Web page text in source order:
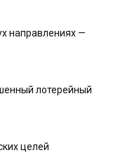
направлениях —
лотерейный
целей